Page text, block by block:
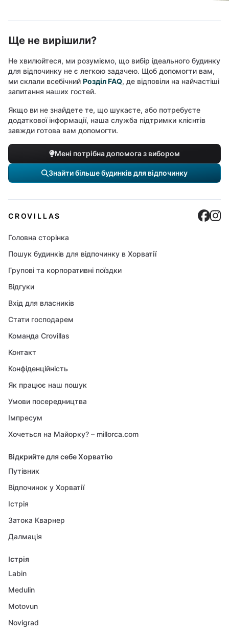
Ще не вирішили?
Не хвилюйтеся, ми розуміємо, що вибір ідеального будинку
для відпочинку не є легкою задачею. Щоб допомогти вам,
ми склали всебічний Розділ FAQ, де відповіли на найчастіші
запитання наших гостей.
Якщо ви не знайдете те, що шукаєте, або потребуєте
додаткової інформації, наша служба підтримки клієнтів
завжди готова вам допомогти.
Мені потрібна допомога з вибором
Знайти більше будинків для відпочинку
CROVILLAS
Головна сторінка
Пошук будинків для відпочинку в Хорватії
Групові та корпоративні поїздки
Відгуки
Вхід для власників
Стати господарем
Команда Crovillas
Контакт
Конфіденційність
Як працює наш пошук
Умови посередництва
Імпресум
Хочеться на Майорку? – millorca.com
Відкрийте для себе Хорватію
Путівник
Відпочинок у Хорватії
Істрія
Затока Кварнер
Далмація
Істрія
Labin
Medulin
Motovun
Novigrad